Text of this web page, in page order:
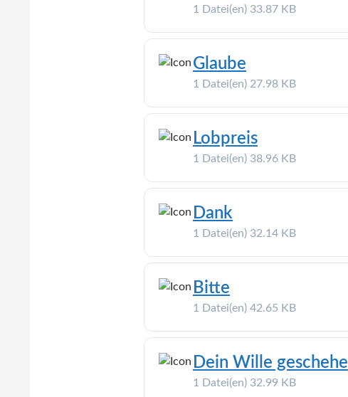
1 Datei(en) 33.87 KB
Glaube
1 Datei(en) 27.98 KB
Lobpreis
1 Datei(en) 38.96 KB
Dank
1 Datei(en) 32.14 KB
Bitte
1 Datei(en) 42.65 KB
Dein Wille geschehe
1 Datei(en) 32.99 KB